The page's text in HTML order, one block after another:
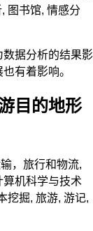
, 图书馆, 情感分
据分析的结果影
有着影响。
目的地形
，旅行和物流,
算机科学与技术
挖掘, 旅游, 游记,